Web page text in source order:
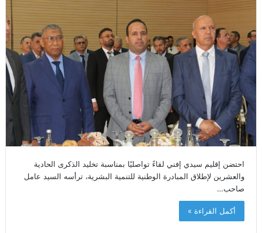
احتضن إقليم سيدي إفني لقاءً تواصليًا بمناسبة تخليد الذكرى الحادية
والعشرين لإطلاق المبادرة الوطنية للتنمية البشرية، ترأسه السيد عامل
صاحب…
أكمل القراءة »